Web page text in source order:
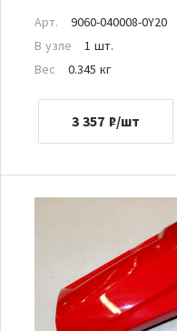
Арт.
9060-040008-0Y20
В узле
1 шт.
Вес
0.345 кг
3 357 ₽/шт